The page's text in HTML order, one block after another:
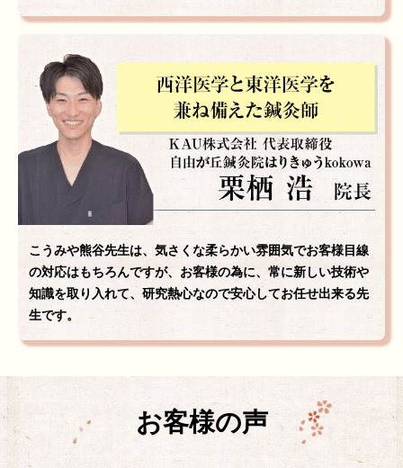
こうみや熊谷先生は、気さくな柔らかい雰囲気でお客様目線
の対応はもちろんですが、お客様の為に、常に新しい技術や
知識を取り入れて、研究熱心なので安心してお任せ出来る先
生です。
お客様の声